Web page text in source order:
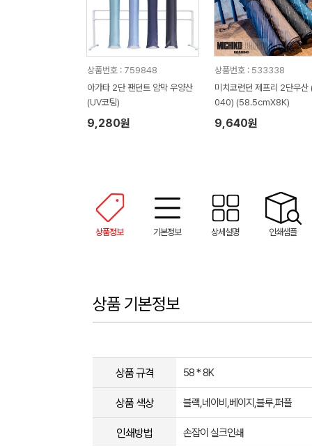
상품번호 : 759848
아가타 2단 팬던트 암막 우양산
(UV코팅)
9,280원
상품번호 : 533338
미치코런던 제프리 2단우산
040) (58.5cmX8K)
9,640원
상품정보 기본정보 상세설명 인쇄샘플
상품 기본정보
상품 규격 58 * 8K
상품 색상 블랙,네이비,베이지,블루,퍼플
인쇄방법 손잡이 실크인쇄